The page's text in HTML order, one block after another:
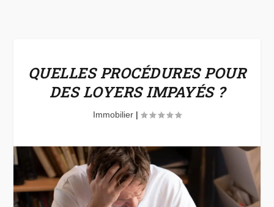
QUELLES PROCÉDURES POUR
DES LOYERS IMPAYÉS ?
Immobilier |